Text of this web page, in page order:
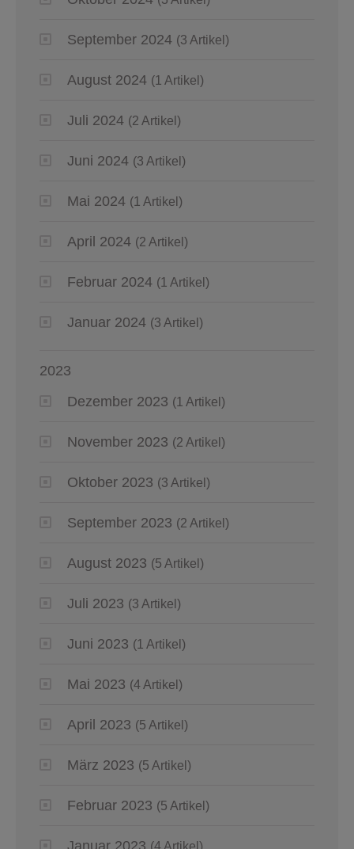
September 2024 (3 Artikel)
August 2024 (1 Artikel)
Juli 2024 (2 Artikel)
Juni 2024 (3 Artikel)
Mai 2024 (1 Artikel)
April 2024 (2 Artikel)
Februar 2024 (1 Artikel)
Januar 2024 (3 Artikel)
2023
Dezember 2023 (1 Artikel)
November 2023 (2 Artikel)
Oktober 2023 (3 Artikel)
September 2023 (2 Artikel)
August 2023 (5 Artikel)
Juli 2023 (3 Artikel)
Juni 2023 (1 Artikel)
Mai 2023 (4 Artikel)
April 2023 (5 Artikel)
März 2023 (5 Artikel)
Februar 2023 (5 Artikel)
Januar 2023 (4 Artikel)